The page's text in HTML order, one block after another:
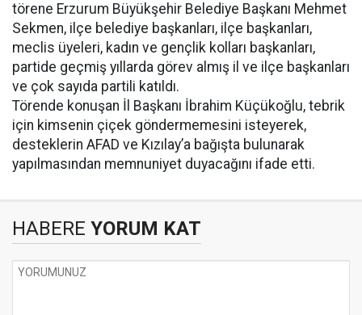
törene Erzurum Büyükşehir Belediye Başkanı Mehmet
Sekmen, ilçe belediye başkanları, ilçe başkanları,
meclis üyeleri, kadın ve gençlik kolları başkanları,
partide geçmiş yıllarda görev almış il ve ilçe başkanları
ve çok sayıda partili katıldı.
Törende konuşan İl Başkanı İbrahim Küçükoğlu, tebrik
için kimsenin çiçek göndermemesini isteyerek,
desteklerin AFAD ve Kızılay’a bağışta bulunarak
yapılmasından memnuniyet duyacağını ifade etti.
HABERE YORUM KAT